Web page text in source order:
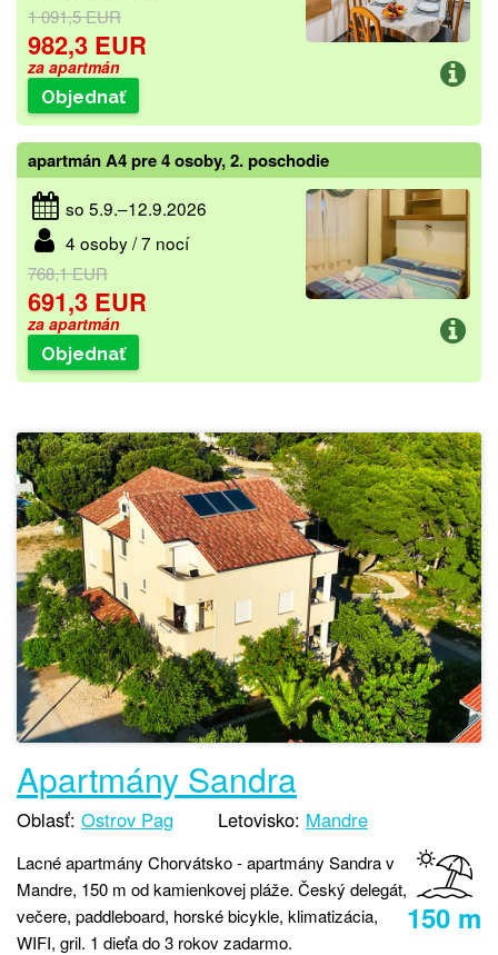
1 091,5 EUR
982,3 EUR
za apartmán
Objednať
apartmán A4 pre 4 osoby, 2. poschodie
so 5.9.–12.9.2026
4 osoby / 7 nocí
768,1 EUR
691,3 EUR
za apartmán
Objednať
Apartmány Sandra
Oblasť: Ostrov Pag Letovisko: Mandre
150 m
Lacné apartmány Chorvátsko - apartmány Sandra v
Mandre, 150 m od kamienkovej pláže. Český delegát,
večere, paddleboard, horské bicykle, klimatizácia,
WIFI, gril. 1 dieťa do 3 rokov zadarmo.